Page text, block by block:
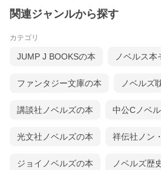
関連ジャンルから探す
カテゴリ
JUMP J BOOKSの本 ノベルス本
ファンタジー文庫の本 ノベルズ
講談社ノベルズの本 中公Cノベ
光文社ノベルズの本 祥伝社ノン
ジョイノベルズの本 ノベルズ歴